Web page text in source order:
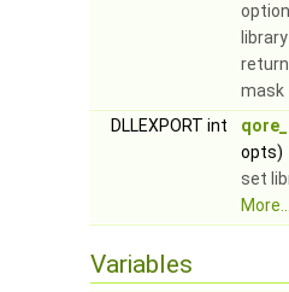
mask
DLLEXPORT int
opts)
set
Variables